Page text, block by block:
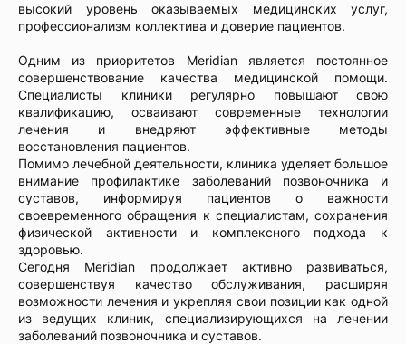
высокий уровень оказываемых медицинских услуг,
профессионализм коллектива и доверие пациентов.
Одним из приоритетов Meridian является постоянное
совершенствование качества медицинской помощи.
Специалисты клиники регулярно повышают свою
квалификацию, осваивают современные технологии
лечения и внедряют эффективные методы
восстановления пациентов.
Помимо лечебной деятельности, клиника уделяет большое
внимание профилактике заболеваний позвоночника и
суставов, информируя пациентов о важности
своевременного обращения к специалистам, сохранения
физической активности и комплексного подхода к
здоровью.
Сегодня Meridian продолжает активно развиваться,
совершенствуя качество обслуживания, расширяя
возможности лечения и укрепляя свои позиции как одной
из ведущих клиник, специализирующихся на лечении
заболеваний позвоночника и суставов.